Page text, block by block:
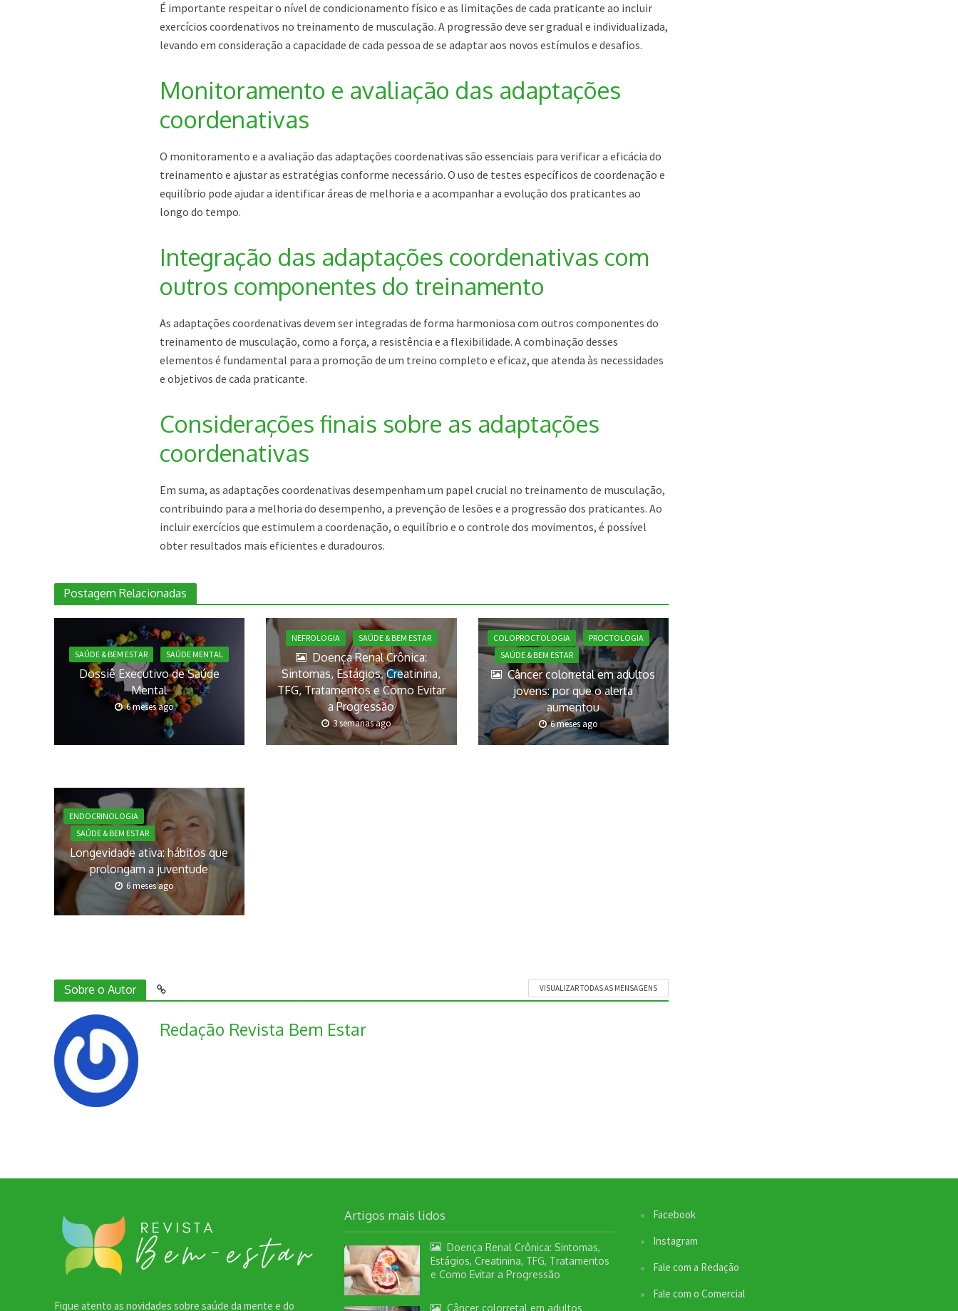
É importante respeitar o nível de condicionamento físico e as limitações de cada praticante ao incluir
exercícios coordenativos no treinamento de musculação. A progressão deve ser gradual e individualizada,
levando em consideração a capacidade de cada pessoa de se adaptar aos novos estímulos e desafios.
Monitoramento e avaliação das adaptações
coordenativas
O monitoramento e a avaliação das adaptações coordenativas são essenciais para verificar a eficácia do
treinamento e ajustar as estratégias conforme necessário. O uso de testes específicos de coordenação e
equilíbrio pode ajudar a identificar áreas de melhoria e a acompanhar a evolução dos praticantes ao
longo do tempo.
Integração das adaptações coordenativas com
outros componentes do treinamento
As adaptações coordenativas devem ser integradas de forma harmoniosa com outros componentes do
treinamento de musculação, como a força, a resistência e a flexibilidade. A combinação desses
elementos é fundamental para a promoção de um treino completo e eficaz, que atenda às necessidades
e objetivos de cada praticante.
Considerações finais sobre as adaptações
coordenativas
Em suma, as adaptações coordenativas desempenham um papel crucial no treinamento de musculação,
contribuindo para a melhoria do desempenho, a prevenção de lesões e a progressão dos praticantes. Ao
incluir exercícios que estimulem a coordenação, o equilíbrio e o controle dos movimentos, é possível
obter resultados mais eficientes e duradouros.
Postagem Relacionadas
SAÚDE & BEM ESTAR SAÚDE MENTAL
Dossiê Executivo de Saúde
Mental
6 meses ago
NEFROLOGIA SAÚDE & BEM ESTAR
Doença Renal Crônica:
Sintomas, Estágios, Creatinina,
TFG, Tratamentos e Como Evitar
a Progressão
3 semanas ago
COLOPROCTOLOGIA
PROCTOLOGIA
SAÚDE & BEM ESTAR
Câncer colorretal em adultos
jovens: por que o alerta
aumentou
6 meses ago
ENDOCRINOLOGIA
SAÚDE & BEM ESTAR
Longevidade ativa: hábitos que
prolongam a juventude
6 meses ago
Sobre o Autor VISUALIZAR TODAS AS MENSAGENS
Redação Revista Bem Estar
Fique atento as novidades sobre saúde da mente e do
Artigos mais lidos
Doença Renal Crônica: Sintomas,
Estágios, Creatinina, TFG, Tratamentos
e Como Evitar a Progressão
Câncer colorretal em adultos
Facebook
Instagram
Fale com a Redação
Fale com o Comercial